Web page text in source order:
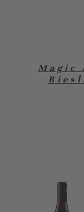
Magic